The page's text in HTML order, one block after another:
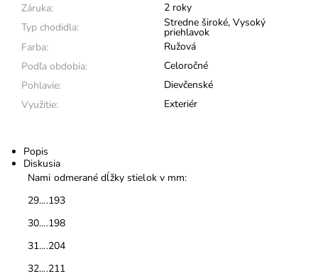
Záruka:
2 roky
Typ chodidla:
Stredne široké, Vysoký
priehlavok
Farba:
Ružová
Podľa obdobia:
Celoročné
Pohlavie:
Dievčenské
Využitie:
Exteriér
Popis
Diskusia
Nami odmerané dĺžky stielok v mm:
29....193
30....198
31....204
32....211